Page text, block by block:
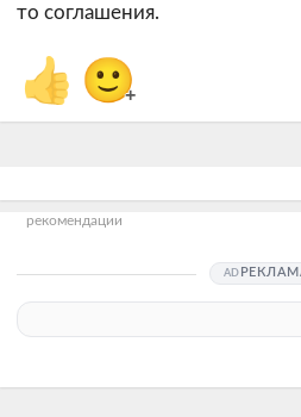
то соглашения.
👍 🙂+
рекомендации